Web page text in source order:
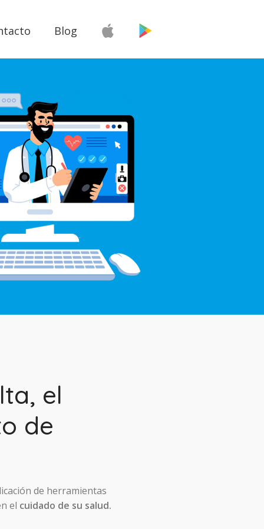
Blog
el
de
de herramientas
el cuidado de su salud.